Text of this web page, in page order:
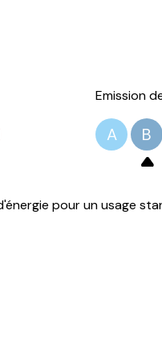
Emission
A B
pour un usage